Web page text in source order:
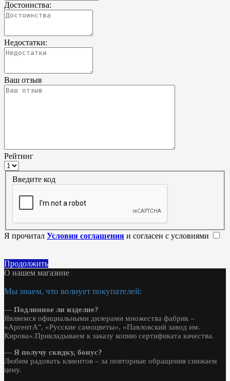
Достоинства:
Недостатки:
Ваш отзыв
Рейтинг
Введите код
Я прочитал Условия соглашения и согласен с условиями
Продолжить
О нашем магазине
Мы знаем, что волнует покупателей:
— Подлинное ли изделие?
Являемся официальными дилерами множества фабрик –
«АргентА", «Русские самоцветы», «Павловский завод им.
Кирова».Прикладываем к заказу копию сертификата качества.
— Я получу скидку, бонус?
Любим радовать клиентов – за повторные обращения снижаем
цену.